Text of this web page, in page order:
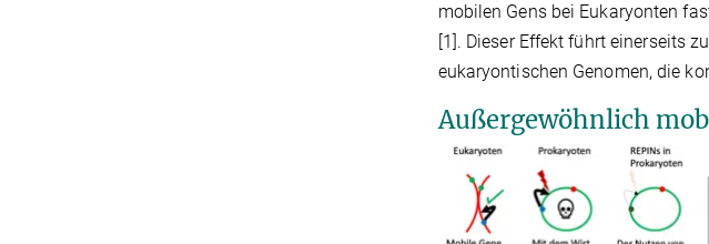
mobilen Gens bei Eukaryonten
[1]. Dieser Effekt führt einerseits
eukaryontischen Genomen, die
Außergewöhnlich